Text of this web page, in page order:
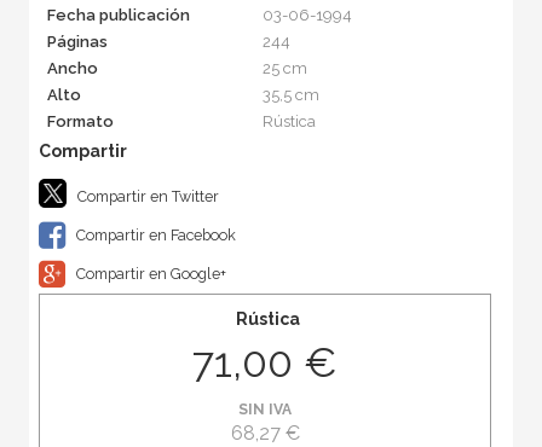
Fecha publicación
03-06-1994
Páginas
244
Ancho
25 cm
Alto
35,5 cm
Formato
Rústica
Compartir en Twitter
Compartir en Facebook
Compartir en Google+
Rústica
71,00 €
SIN IVA
68,27 €